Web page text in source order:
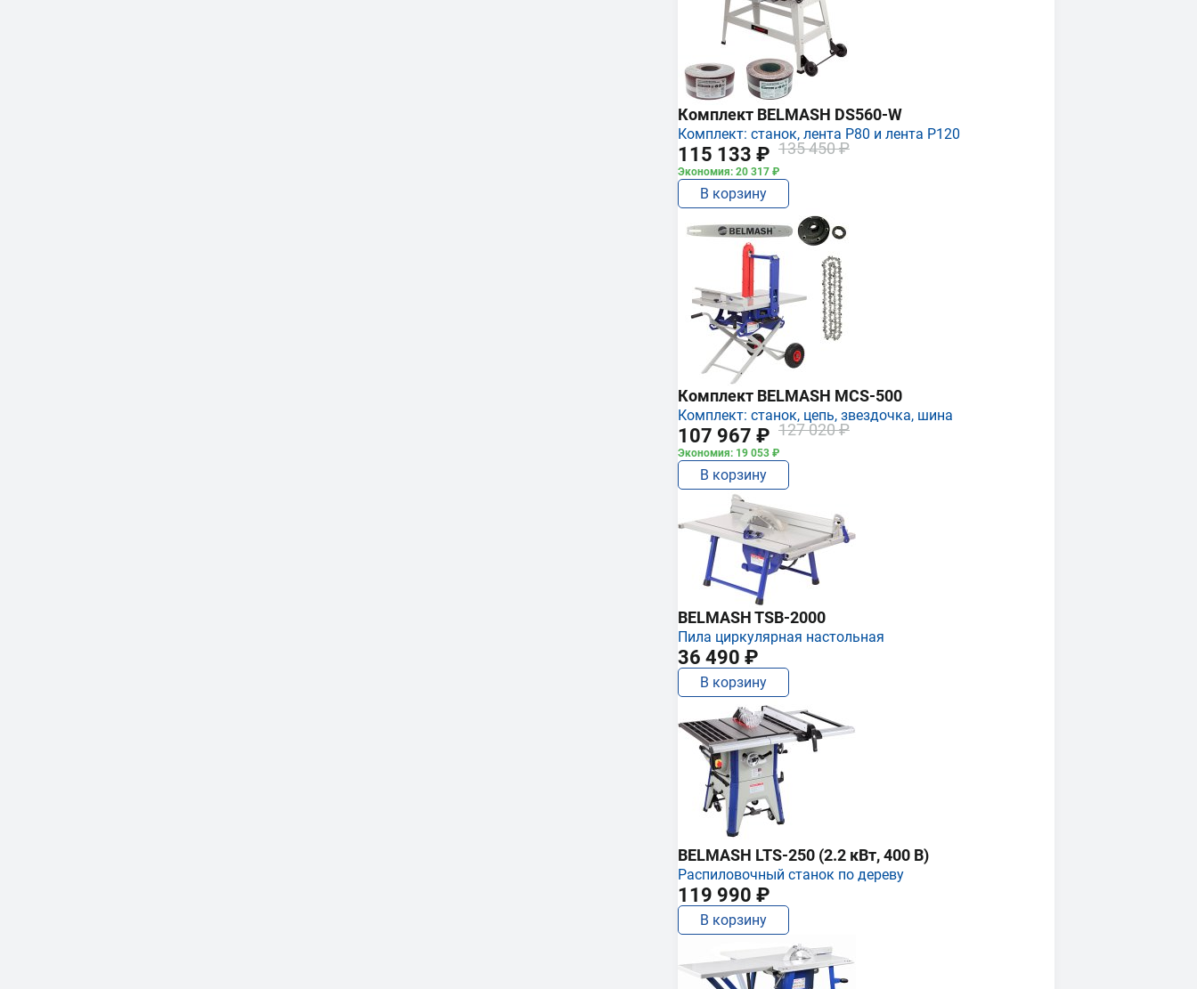
Комплект BELMASH DS560-W
Комплект: станок, лента P80 и лента P120
115 133 ₽ 135 450 ₽
Экономия: 20 317 ₽
В корзину
Комплект BELMASH MCS-500
Комплект: станок, цепь, звездочка, шина
107 967 ₽ 127 020 ₽
Экономия: 19 053 ₽
В корзину
BELMASH TSB-2000
Пила циркулярная настольная
36 490 ₽
В корзину
BELMASH LTS-250 (2.2 кВт, 400 В)
Распиловочный станок по дереву
119 990 ₽
В корзину